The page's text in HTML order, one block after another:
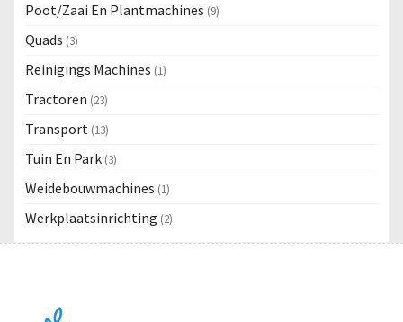
Poot/Zaai En Plantmachines (9)
Quads (3)
Reinigings Machines (1)
Tractoren (23)
Transport (13)
Tuin En Park (3)
Weidebouwmachines (1)
Werkplaatsinrichting (2)